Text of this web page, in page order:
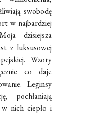
swobodę
w najbardziej
dzisiejsza
z luksusowej
Wzory
co daje
Leginsy
pochłaniają
nich ciepło i